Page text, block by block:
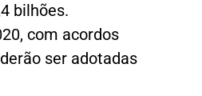
bilhões.
com acordos
ser adotadas